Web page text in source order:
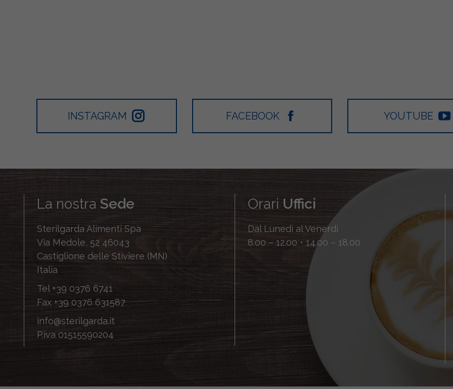
INSTAGRAM FACEBOOK YOUTUBE
La nostra Sede
Sterilgarda Alimenti Spa
Via Medole, 52 46043
Castiglione delle Stiviere (MN)
Italia
Tel +39 0376 6741
Fax +39 0376 631587
info@sterilgarda.it
P.iva 01515590204
Orari Uffici
Dal Lunedì al Venerdì
8.00 – 12.00 • 14.00 – 18.00